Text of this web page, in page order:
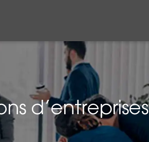
d’entreprises